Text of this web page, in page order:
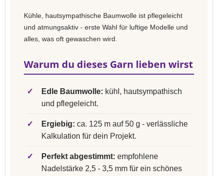
Kühle, hautsympathische Baumwolle ist pflegeleicht
und atmungsaktiv - erste Wahl für luftige Modelle und
alles, was oft gewaschen wird.
Warum du dieses Garn lieben wirst
✓ Edle Baumwolle: kühl, hautsympathisch
und pflegeleicht.
✓ Ergiebig: ca. 125 m auf 50 g - verlässliche
Kalkulation für dein Projekt.
✓ Perfekt abgestimmt: empfohlene
Nadelstärke 2,5 - 3,5 mm für ein schönes